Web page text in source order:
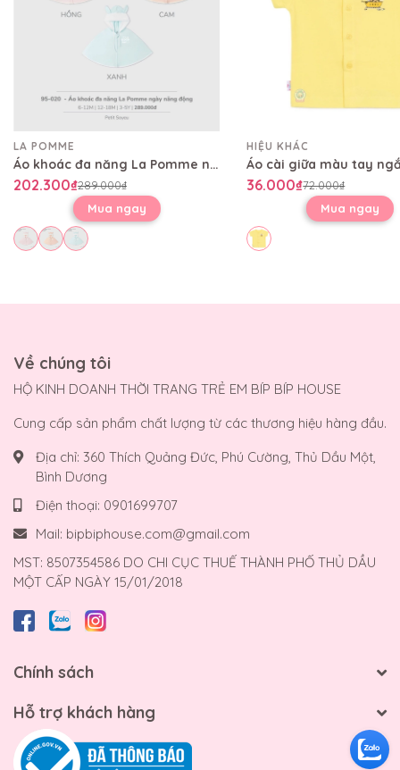
LA POMME
Áo khoác đa năng La Pomme ngày năng động
202.300₫289.000₫
Mua ngay
HIỆU KHÁC
36.000₫72.000₫
Mua ngay
Về chúng tôi
HỘ KINH DOANH THỜI TRANG TRẺ EM BÍP BÍP HOUSE
Cung cấp sản phẩm chất lượng từ các thương hiệu hàng đầu.
Địa chỉ: 360 Thích Quảng Đức, Phú Cường, Thủ Dầu Một,
Bình Dương
Điện thoại: 0901699707
Mail: bipbiphouse.com@gmail.com
MST: 8507354586 DO CHI CỤC THUẾ THÀNH PHỐ THỦ DẦU
MỘT CẤP NGÀY 15/01/2018
Chính sách
Hỗ trợ khách hàng